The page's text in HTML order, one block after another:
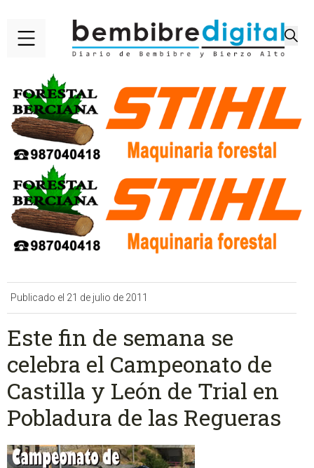
Publicado el 21 de julio de 2011
Este fin de semana se
celebra el Campeonato de
Castilla y León de Trial en
Pobladura de las Regueras